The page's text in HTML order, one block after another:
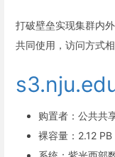
打破壁垒实现集群内
共同使用，访问方式
购置者：公共共
裸容量：2.12 PB